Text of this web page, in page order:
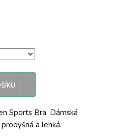
Sports Bra. Dámská
a lehká.